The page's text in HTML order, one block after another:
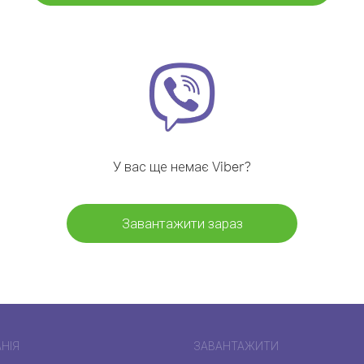
У вас ще немає Viber?
Завантажити зараз
ЗАВАНТАЖИТИ